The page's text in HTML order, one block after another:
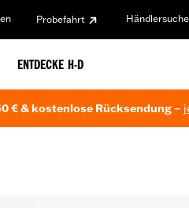
Probefahrt Händlersuche
ENTDECKE H-D
€ & kostenlose Rücksendung –